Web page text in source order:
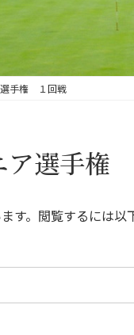
手権 １回戦
選手権
す。閲覧するには以